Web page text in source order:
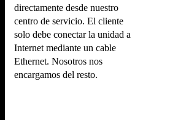
directamente desde nuestro
centro de servicio. El cliente
solo debe conectar la unidad a
Internet mediante un cable
Ethernet. Nosotros nos
encargamos del resto.